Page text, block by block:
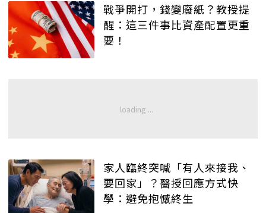
戰爭開打，錢變廢紙？教授提
醒：這三件事比資產配置更重
要！
家人臨終突喊「有人來接我、
要回家」？醫授回應方式快
學：避免抱憾終生